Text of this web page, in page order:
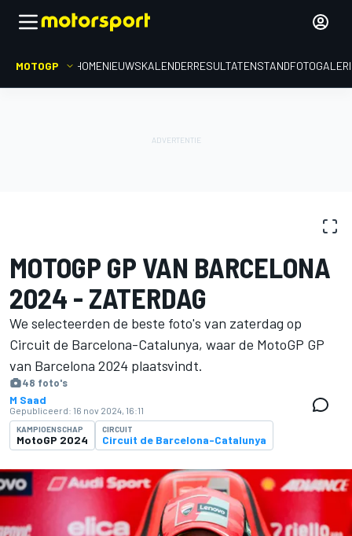
MOTOGP HOMENIEUWSKALENDERRESULTATENSTAND
MOTOGP GP VAN BARCELONA
2024 - ZATERDAG
We selecteerden de beste foto's van zaterdag op
Circuit de Barcelona-Catalunya, waar de MotoGP GP
van Barcelona 2024 plaatsvindt.
48 foto's
M Saad
Gepubliceerd: 16 nov 2024, 16:11
KAMPIOENSCHAP
MotoGP 2024
CIRCUIT
Circuit de Barcelona-Catalunya